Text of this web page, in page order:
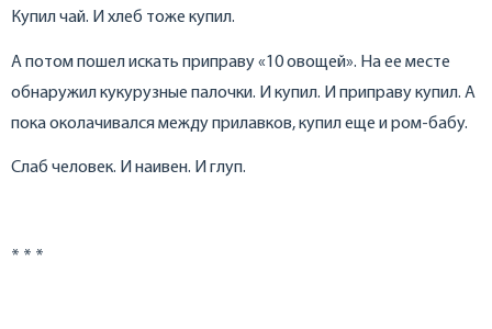
Купил чай. И хлеб тоже купил.
А потом пошел искать приправу «10 овощей». На ее месте
обнаружил кукурузные палочки. И купил. И приправу купил. А
пока околачивался между прилавков, купил еще и ром-бабу.
Слаб человек. И наивен. И глуп.
* * *